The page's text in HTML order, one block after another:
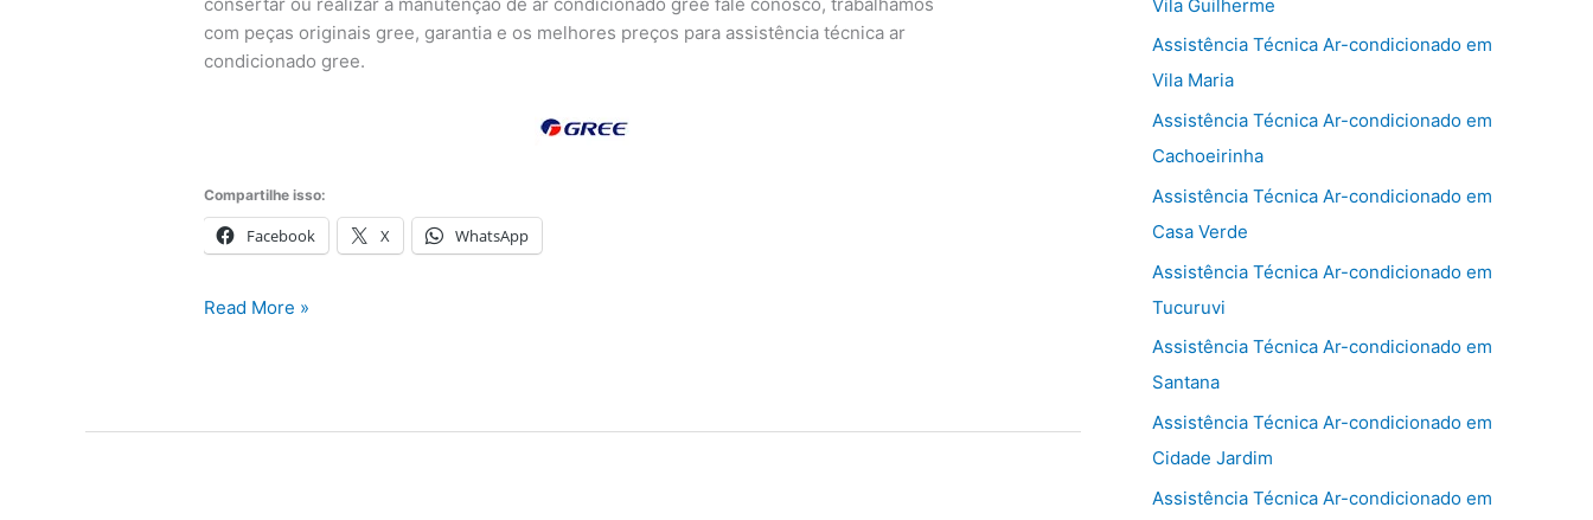
com peças originais gree, garantia e os melhores preços para assistência técnica ar
condicionado gree.
Compartilhe isso:
Facebook X WhatsApp
Assistência
Read More »
Vila Guilherme
Assistência Técnica Ar-condicionado em
Vila Maria
Assistência Técnica Ar-condicionado em
Cachoeirinha
Assistência Técnica Ar-condicionado em
Casa Verde
Assistência Técnica Ar-condicionado em
Tucuruvi
Assistência Técnica Ar-condicionado em
Santana
Assistência Técnica Ar-condicionado em
Cidade Jardim
Assistência Técnica Ar-condicionado em